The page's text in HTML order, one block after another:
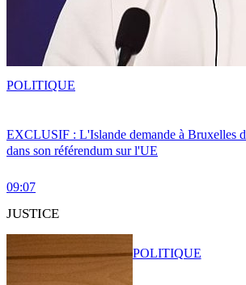
EXCLUSIF : L'Islande demande à Bruxelles
dans son référendum sur l'UE
09:07
POLITIQUE
JUSTICE
POLITIQUE